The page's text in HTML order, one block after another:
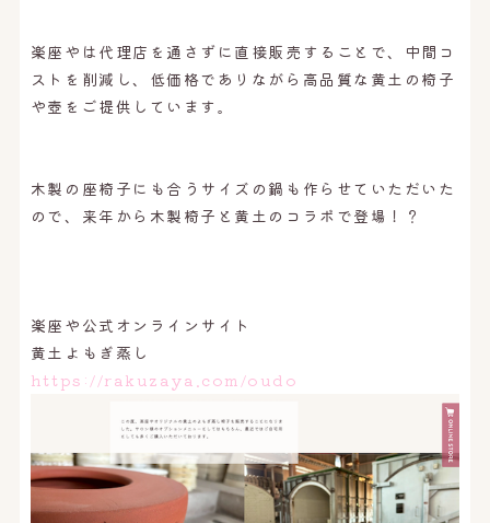
楽座やは代理店を通さずに直接販売することで、中間コ
ストを削減し、低価格でありながら高品質な黄土の椅子
や壺をご提供しています。
木製の座椅子にも合うサイズの鍋も作らせていただいた
ので、来年から木製椅子と黄土のコラボで登場！？
楽座や公式オンラインサイト
黄土よもぎ蒸し
https://rakuzaya.com/oudo